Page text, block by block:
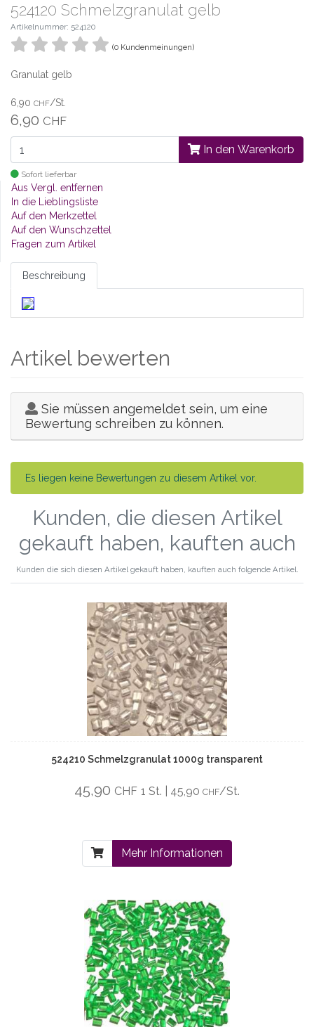
524120 Schmelzgranulat gelb
Artikelnummer: 524120
(0 Kundenmeinungen)
Granulat gelb
6,90 CHF/St.
6,90 CHF
In den Warenkorb
Sofort lieferbar
Aus Vergl. entfernen
In die Lieblingsliste
Auf den Merkzettel
Auf den Wunschzettel
Fragen zum Artikel
Beschreibung
Artikel bewerten
Sie müssen angemeldet sein, um eine
Bewertung schreiben zu können.
Es liegen keine Bewertungen zu diesem Artikel vor.
Kunden, die diesen Artikel
gekauft haben, kauften auch
Kunden die sich diesen Artikel gekauft haben, kauften auch folgende Artikel.
524210 Schmelzgranulat 1000g transparent
45,90 CHF 1 St. | 45,90 CHF/St.
Mehr Informationen